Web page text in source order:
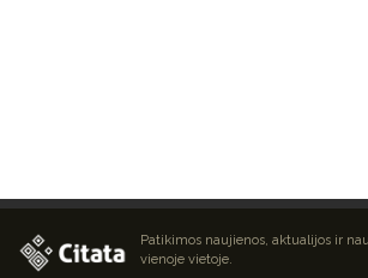
Patikimos naujienos, aktualijos ir
vienoje vietoje.